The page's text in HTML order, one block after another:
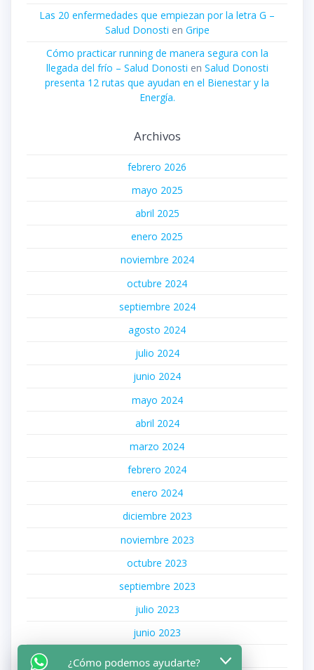
Las 20 enfermedades que empiezan por la letra G –
Salud Donosti en Gripe
Cómo practicar running de manera segura con la
llegada del frío – Salud Donosti en Salud Donosti
presenta 12 rutas que ayudan en el Bienestar y la
Energía.
Archivos
febrero 2026
mayo 2025
abril 2025
enero 2025
noviembre 2024
octubre 2024
septiembre 2024
agosto 2024
julio 2024
junio 2024
mayo 2024
abril 2024
marzo 2024
febrero 2024
enero 2024
diciembre 2023
noviembre 2023
octubre 2023
septiembre 2023
julio 2023
junio 2023
mayo 2023
¿Cómo podemos ayudarte?